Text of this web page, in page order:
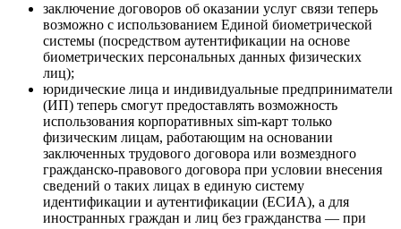
заключение договоров об оказании услуг связи теперь
возможно с использованием Единой биометрической
системы (посредством аутентификации на основе
биометрических персональных данных физических
лиц);
юридические лица и индивидуальные предприниматели
(ИП) теперь смогут предоставлять возможность
использования корпоративных sim-карт только
физическим лицам, работающим на основании
заключенных трудового договора или возмездного
гражданско-правового договора при условии внесения
сведений о таких лицах в единую систему
идентификации и аутентификации (ЕСИА), а для
иностранных граждан и лиц без гражданства — при